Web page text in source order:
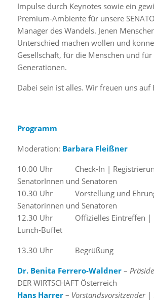
Impulse durch Keynotes sowie ein
Premium-Ambiente für unsere
Manager des Wandels. Jenen
Unterschied machen wollen und
Gesellschaft, für die Menschen und
Generationen.
Dabei sein ist alles. Wir freuen uns auf
Programm
Moderation: Barbara Fleißner
10.00 Uhr Check-In |
SenatorInnen und Senatoren
10.30 Uhr Vorstellung und
Senatorinnen und Senatoren
12.30 Uhr Offizielles Eintreffen |
Lunch-Buffet
13.30 Uhr Begrüßung
Dr. Benita Ferrero-Waldner–
DER WIRTSCHAFT Österreich
Hans Harrer– Vorstandsvorsitzender |